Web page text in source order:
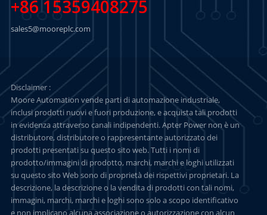
+86 15359408275
sales5@mooreplc.com
Disclaimer :
Moore Automation vende parti di automazione industriale,
inclusi prodotti nuovi e fuori produzione, e acquista tali prodotti
in evidenza attraverso canali indipendenti. Apter Power non è un
distributore, distributore o rappresentante autorizzato dei
prodotti presentati su questo sito web. Tutti i nomi di
prodotto/immagini di prodotto, marchi, marchi e loghi utilizzati
su questo sito Web sono di proprietà dei rispettivi proprietari. La
descrizione, la descrizione o la vendita di prodotti con tali nomi,
immagini, marchi, marchi e loghi sono solo a scopo identificativo
e non implicano alcuna associazione o autorizzazione con alcun